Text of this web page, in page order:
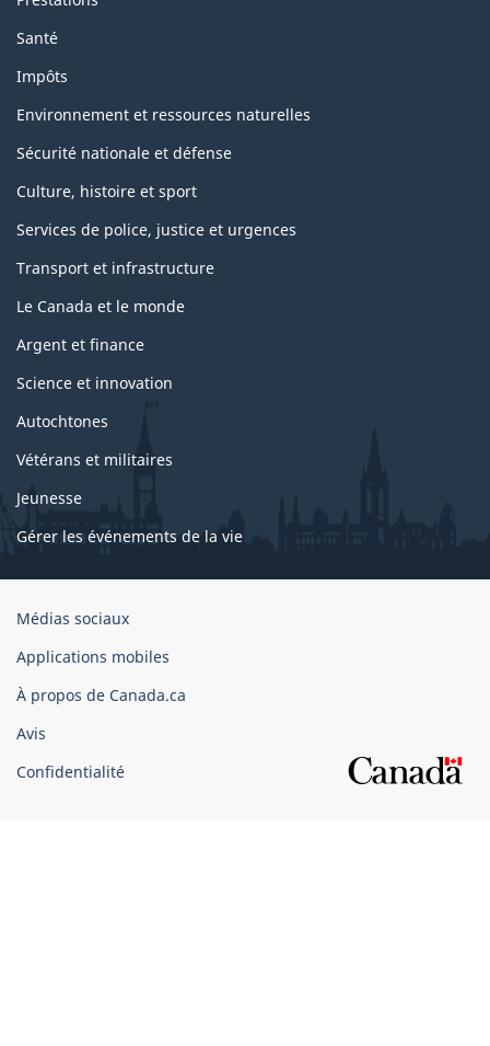
Santé
Impôts
Environnement et ressources naturelles
Sécurité nationale et défense
Culture, histoire et sport
Services de police, justice et urgences
Transport et infrastructure
Le Canada et le monde
Argent et finance
Science et innovation
Autochtones
Vétérans et militaires
Jeunesse
Gérer les événements de la vie
Organisation
gouvernement
du
Canada
Médias sociaux
Applications mobiles
À propos de Canada.ca
Avis
Confidentialité